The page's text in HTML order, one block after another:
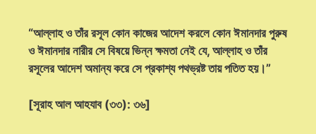
“আল্লাহ ও তাঁর রসূল কোন কাজের আদেশ করলে কোন ঈমানদার পুরুষ
ও ঈমানদার নারীর সে বিষয়ে ভিন্ন ক্ষমতা নেই যে, আল্লাহ ও তাঁর
রসূলের আদেশ অমান্য করে সে প্রকাশ্য পথভ্রষ্ট তায় পতিত হয়।”
[সূরাহ আল আহযাব (৩৩): ৩৬]